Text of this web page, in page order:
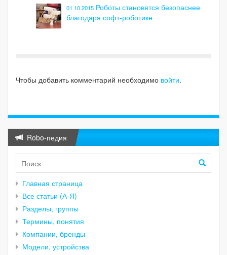
01.10.2015 Роботы становятся безопаснее
благодаря софт-роботике
Чтобы добавить комментарий необходимо войти.
Robo-педия
Главная страница
Все статьи (А-Я)
Разделы, группы
Термины, понятия
Компании, бренды
Модели, устройства